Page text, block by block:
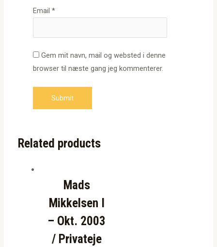
Email*
Gem mit navn, mail og websted i denne
browser til næste gang jeg kommenterer.
Related products
Mads
Mikkelsen I
– Okt. 2003
/ Privateje